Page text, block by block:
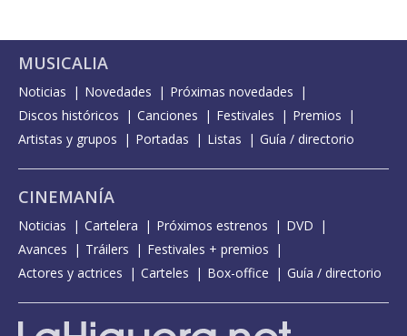
MUSICALIA
Noticias Novedades
Próximas novedades
Discos históricos
Canciones Festivales
Premios
Artistas y grupos
Portadas Listas Guía / directorio
CINEMANÍA
Noticias Cartelera Próximos estrenos
DVD
Avances
Tráilers
Festivales + premios
Actores y actrices
Carteles Box-office Guía / directorio